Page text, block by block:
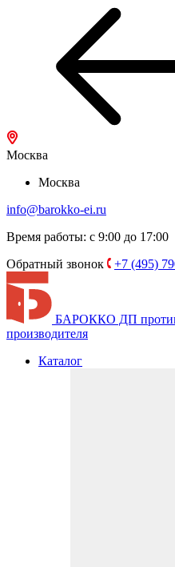
Москва
Москва
info@barokko-ei.ru
Время работы: с 9:00 до 17:00
Обратный звонок
+7 (495)
БАРОККО ДП
производителя
Каталог